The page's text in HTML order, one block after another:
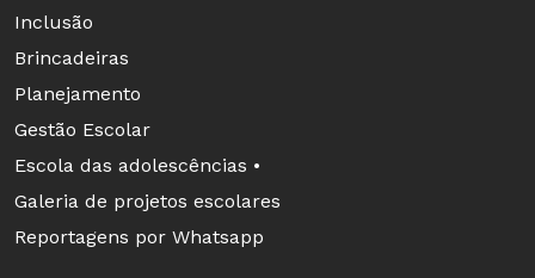
Inclusão
Brincadeiras
Planejamento
Gestão Escolar
Escola das adolescências •
Galeria de projetos escolares
Reportagens por Whatsapp